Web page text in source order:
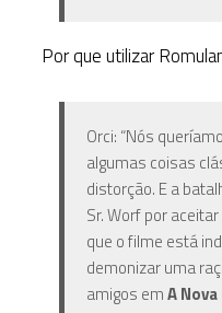
Por que utilizar
Orci: “Nós
algumas coisas
distorção. E a
Sr. Worf por
que o filme está
demonizar uma
amigos emA